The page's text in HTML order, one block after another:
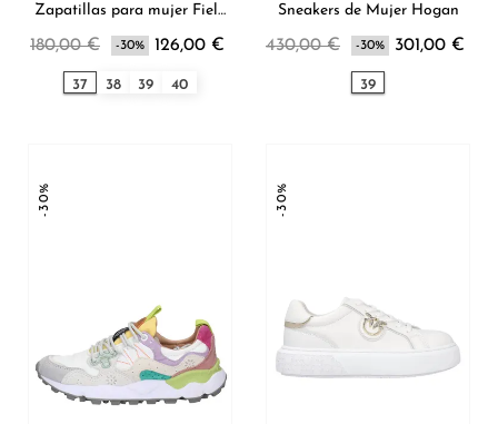
Zapatillas para mujer Field
180,00 € -30% 126,00 €
37 38 39 40
Sneakers de Mujer Hogan
430,00 € -30% 301,00 €
39
-30% -30%